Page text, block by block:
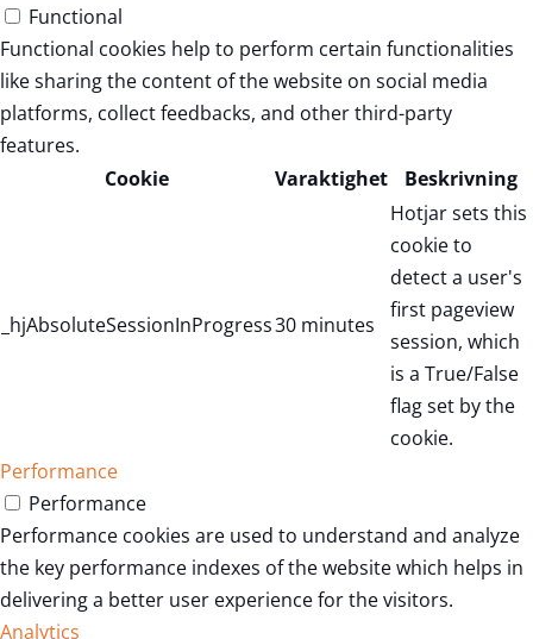
Functional
Functional cookies help to perform certain functionalities
like sharing the content of the website on social media
platforms, collect feedbacks, and other third-party
features.
Cookie
Varaktighet Beskrivning
_hjAbsoluteSessionInProgress30 minutes
Hotjar sets this
cookie to
detect a user's
first pageview
session, which
is a True/False
flag set by the
cookie.
Performance
Performance
Performance cookies are used to understand and analyze
the key performance indexes of the website which helps in
delivering a better user experience for the visitors.
Analytics